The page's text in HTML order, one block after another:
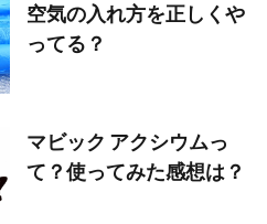
空気の入れ方を正しくや
ってる？
マビック アクシウムっ
て？使ってみた感想は？